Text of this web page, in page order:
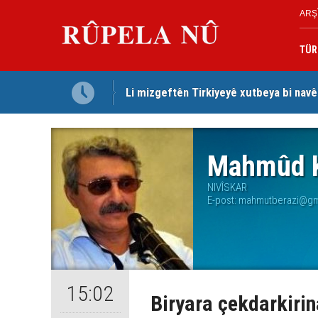
Li mizgeftên Tirkiyeyê xutbeya bi
Mihemed Hacî Mehmûd: Ji bo
Mahmûd
NIVÎSKAR
E-post:
15:02 Biryara